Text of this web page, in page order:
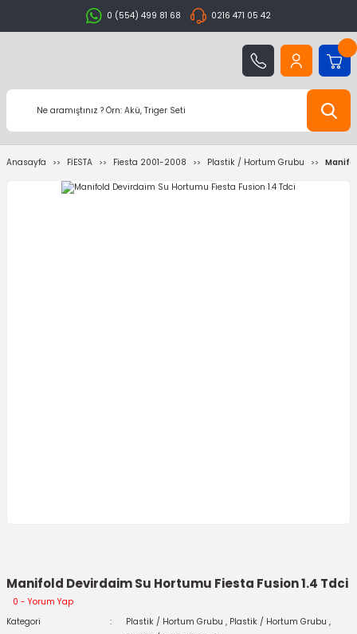
0 (554) 499 81 68 0216 471 05 42
Anasayfa FİESTA Fiesta 2001-2008 Plastik / Hortum Grubu
Manifold Devirdaim Su Hortumu Fiesta Fusion 1.4 Tdci
0 - Yorum Yap
Kategori
Plastik / Hortum Grubu , Plastik / Hortum Grubu ,